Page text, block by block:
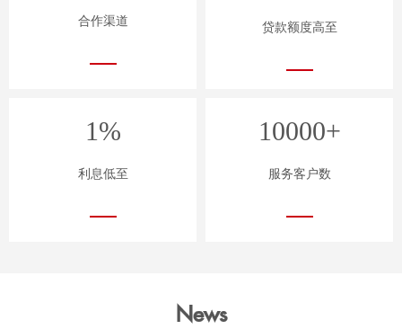
合作渠道 贷款额度高至
1%
利息低至
10000+
服务客户数
News